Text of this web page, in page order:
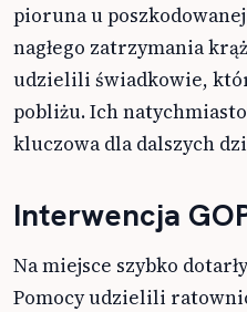
pioruna u
nagłego zatrzymania
udzielili świadkowie,
pobliżu. Ich
kluczowa dla dalszych
Interwencja
Na miejsce szybko
Pomocy udzielili